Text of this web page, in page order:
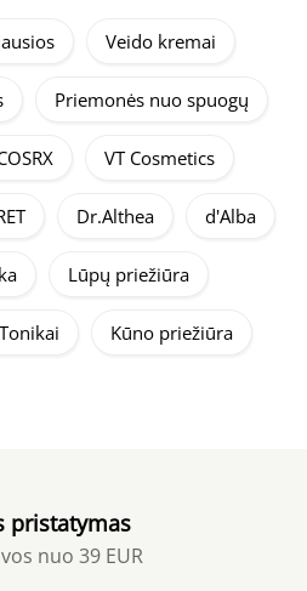
Veido kremai
Priemonės nuo spuogų
VT Cosmetics
Dr.Althea d'Alba
Lūpų priežiūra
Tonikai Kūno priežiūra
pristatymas
nuo 39 EUR